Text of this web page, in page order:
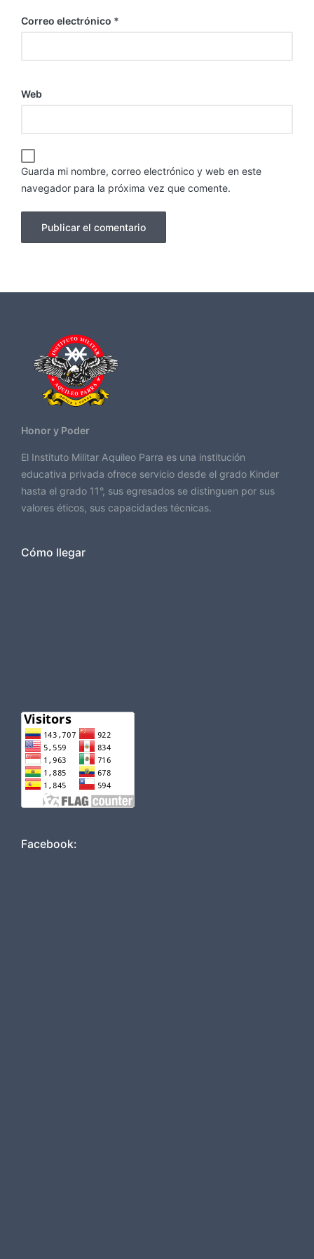
Correo electrónico *
Web
Guarda mi nombre, correo electrónico y web en este
navegador para la próxima vez que comente.
Honor y Poder
El Instituto Militar Aquileo Parra es una institución
educativa privada ofrece servicio desde el grado Kinder
hasta el grado 11°, sus egresados se distinguen por sus
valores éticos, sus capacidades técnicas.
Cómo llegar
Facebook: